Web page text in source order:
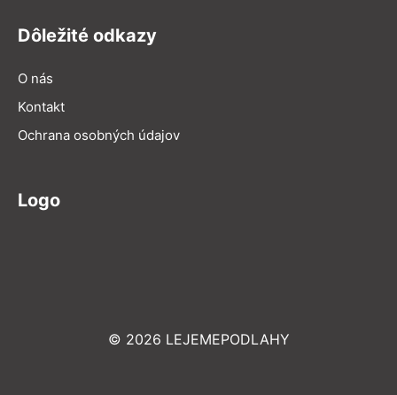
Dôležité odkazy
O nás
Kontakt
Ochrana osobných údajov
Logo
© 2026 LEJEMEPODLAHY